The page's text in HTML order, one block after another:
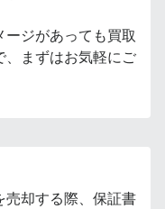
ジがあっても買取
、まずはお気軽にご
売却する際、保証書